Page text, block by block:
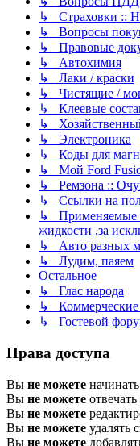
↳ Страховки ::
↳ Вопросы
↳ Правовые
↳ Автохимия
↳ Лаки / краски
↳ Чистящие /
↳ Клеевые
↳
↳ Электроника
↳ Коды для
↳ Мой Ford
↳ Ремзона ::
↳ Ссылки на
↳ Применяемые
жидкости ,за
↳ Авто разных
↳ Лудим, паяем
Остальное
↳ Глас народа
↳ Коммерческие
↳ Гостевой
Права доступа
Вы не можете
Вы не можете
Вы не можете
Вы не можете удалять
Вы не можете